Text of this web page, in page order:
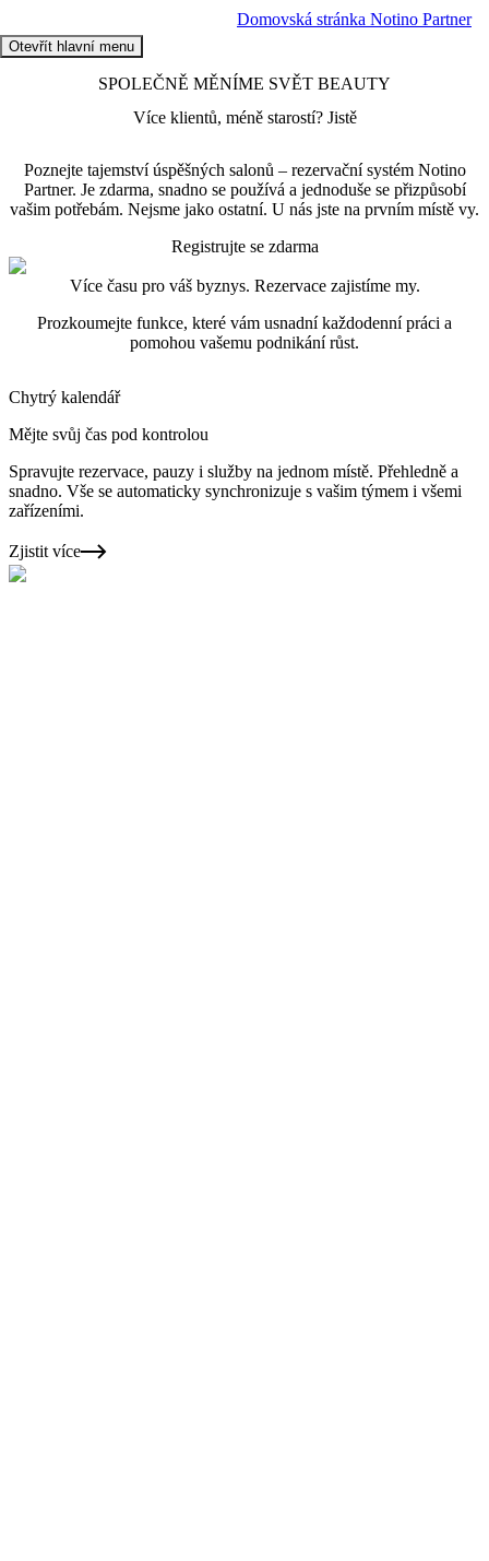
Domovská stránka Notino Partner
Otevřít hlavní menu
SPOLEČNĚ MĚNÍME SVĚT BEAUTY
Více klientů, méně starostí? Jistě
Poznejte tajemství úspěšných salonů – rezervační systém Notino
Partner. Je zdarma, snadno se používá a jednoduše se přizpůsobí
vašim potřebám. Nejsme jako ostatní. U nás jste na prvním místě vy.
Registrujte se zdarma
Více času pro váš byznys. Rezervace zajistíme my.
Prozkoumejte funkce, které vám usnadní každodenní práci a
pomohou vašemu podnikání růst.
Chytrý kalendář
Mějte svůj čas pod kontrolou
Spravujte rezervace, pauzy i služby na jednom místě. Přehledně a
snadno. Vše se automaticky synchronizuje s vašim týmem i všemi
zařízeními.
Zjistit více